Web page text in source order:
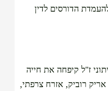
הדורסים לדין
16.9.2011 לי זיתוני ז"ל קיפחה את חייה
רוביק, אזרח צרפתי,